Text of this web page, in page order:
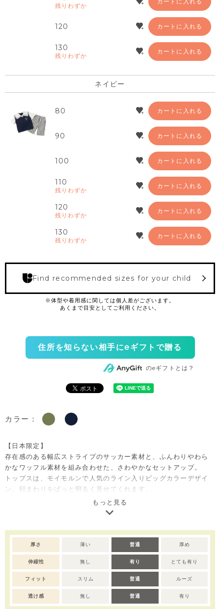
残りわずか
120 カートに入れる
130
残りわずか
カートに入れる
ネイビー
80 カートに入れる
90 カートに入れる
100 カートに入れる
110
残りわずか
カートに入れる
120
残りわずか
カートに入れる
130
残りわずか
カートに入れる
Find recommended sizes for your child
住所を知らない相手にeギフトで贈る
のeギフトとは？
カラー：
【日本限定】
存在感のある幅広ストライプのサッカー素材と、ふんわりやわら
かなワッフル素材を組み合わせた、さわやかなセットアップ。
トップスは、モイモルンで人気のライン入りビッグカラーデザイ
ン。顔まわりをぱっと明るく見せてくれます。
サッカー素材は表面に凹凸があり、肌に触れる面が少ないため、
汗ばむ季節もさらっと快適。トップス部分のワッフル素材はやわ
胸元のマリンテイストの刺繍が夏らしいアクセント、落ち着いた
カラーでまとめているので、夏はもちろん秋口まで長くお楽しみ
いただけます。
パンツはやや長めの丈感で、シーズンをまたいで活躍。
ご家庭でお洗濯できるイージーケア仕様で、ご自宅用としてはも
ちろん、出産祝いやベビー服ギフトとしても喜ばれるセットアイ
テムです。
もっと見る
厚さ 薄い 普通 厚め
伸縮性 無し 有り とても有り
フィット スリム 普通 ルーズ
透け感 無し 普通 有り